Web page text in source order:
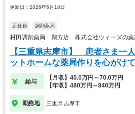
更新日：2026年6月18日
正社員 調剤薬局
村田調剤薬局 鵜方店 株式会社ウィーズの薬
【三重県志摩市】 患者さま一
ットホームな薬局作りを心がけて
給与
【月収】40.0万円～70.0万円
【年収】480万円～840万円
勤務地 三重県 志摩市